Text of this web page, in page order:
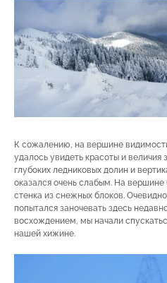
К сожалению, на вершине
удалось увидеть красоты и
глубоких ледниковых долин и
оказался очень слабым. На
стенка из снежных блоков.
попытался заночевать здесь
восхождением, мы начали
нашей хижине.